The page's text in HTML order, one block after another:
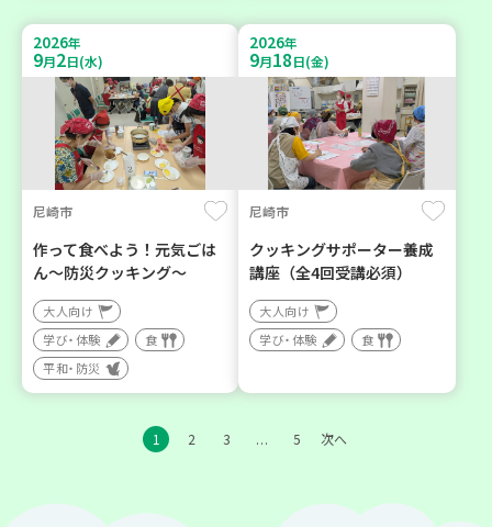
2026年
9月2日(水)
尼崎市
作って食べよう！元気ごは
ん～防災クッキング～
大人向け
学び・体験
食
平和・防災
2026年
9月18日(金)
尼崎市
クッキングサポーター養成
講座（全4回受講必須）
大人向け
学び・体験
食
1 2 3 … 5 次へ